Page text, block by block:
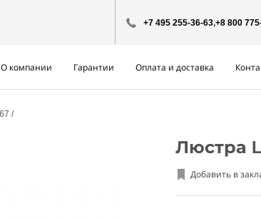
+7 495 255-36-63,+8 800
О компании Гарантии Оплата и доставка
Люстра
Добавить в